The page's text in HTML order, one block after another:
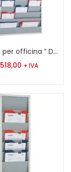
Planning per officina ” DREY” A4
518,00 + IVA